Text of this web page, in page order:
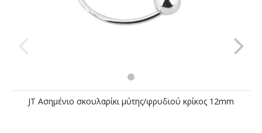
JT Ασημένιο σκουλαρίκι μύτης/φρυδιού κρίκος 12mm